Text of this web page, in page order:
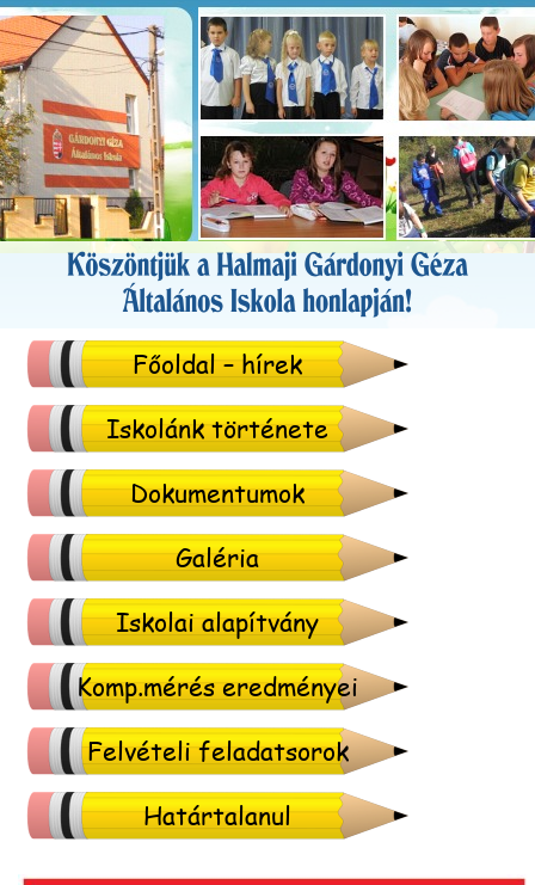
Főoldal – hírek
Iskolánk története
Dokumentumok
Galéria
Iskolai alapítvány
Komp.mérés eredményei
Felvételi feladatsorok
Határtalanul